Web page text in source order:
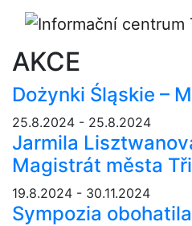
AKCE
Dożynki Śląskie –
25.8.2024 - 25.8.2024
Jarmila
Magistrát města
19.8.2024 - 30.11.2024
Sympozia